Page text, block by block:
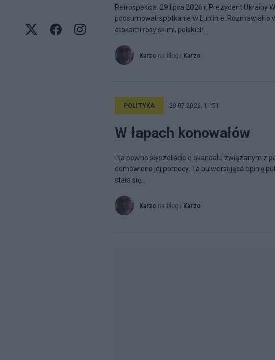
Retrospekcja. 29 lipca 2026 r. Prezydent Ukrainy
podsumowali spotkanie w Lublinie. Rozmawiali o
atakami rosyjskimi, polskich...
Karzo na blogu Karzo
POLITYKA 23.07.2026, 11:51
W łapach konowałów
Na pewno słyszeliście o skandalu związanym z
odmówiono jej pomocy. Ta bulwersująca opinię
stała się...
Karzo na blogu Karzo